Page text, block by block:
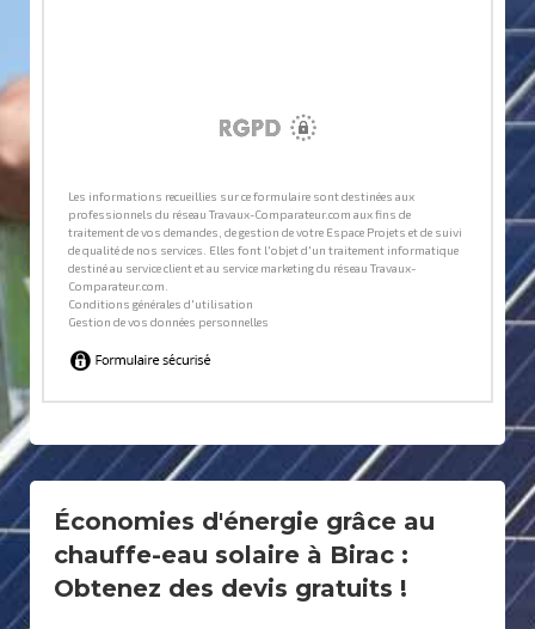
Économies d'énergie grâce au
chauffe-eau solaire à Birac :
Obtenez des devis gratuits !